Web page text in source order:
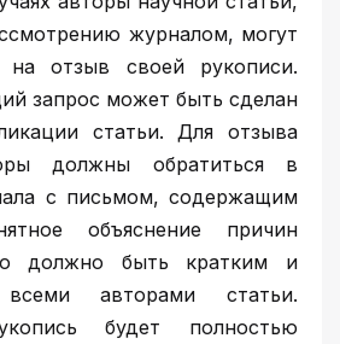
журналом, могут
на отзыв своей рукописи.
запрос может быть сделан
статьи. Для отзыва
должны обратиться в
с письмом, содержащим
объяснение причин
должно быть кратким и
авторами статьи.
будет полностью